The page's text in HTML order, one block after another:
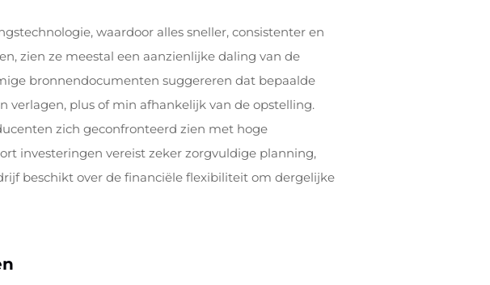
waardoor alles sneller, consistenter en
zien ze meestal een aanzienlijke daling van de
bronnendocumenten suggereren dat bepaalde
plus of min afhankelijk van de opstelling.
zich geconfronteerd zien met hoge
investeringen vereist zeker zorgvuldige planning,
beschikt over de financiële flexibiliteit om dergelijke